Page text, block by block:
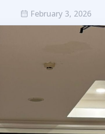
February 3, 2026